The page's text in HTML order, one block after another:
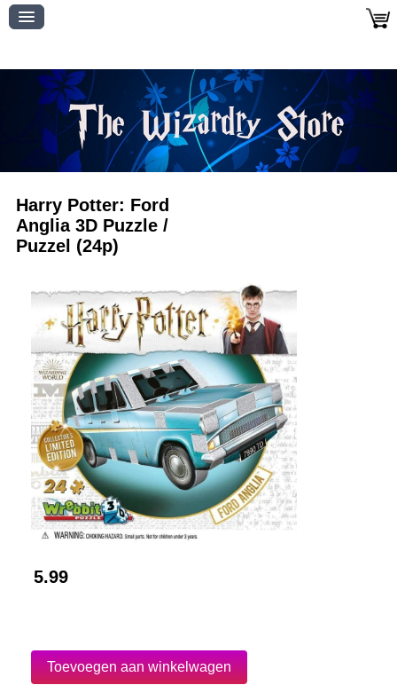
Harry Potter: Ford
Anglia 3D Puzzle /
Puzzel (24p)
5.99